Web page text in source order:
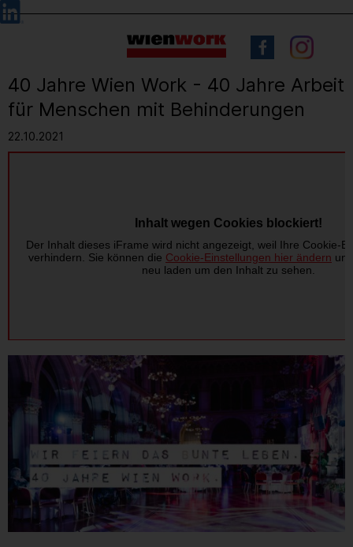
Barrierefreie
Bedienung
Sprachauswahl
40 Jahre Wien Work - 40 Jahre Arbeit
für Menschen mit Behinderungen
22.10.2021